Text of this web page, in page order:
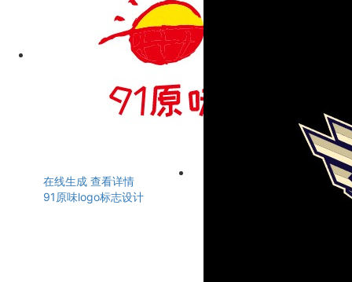
在线生成 查看详情
91原味logo标志设计